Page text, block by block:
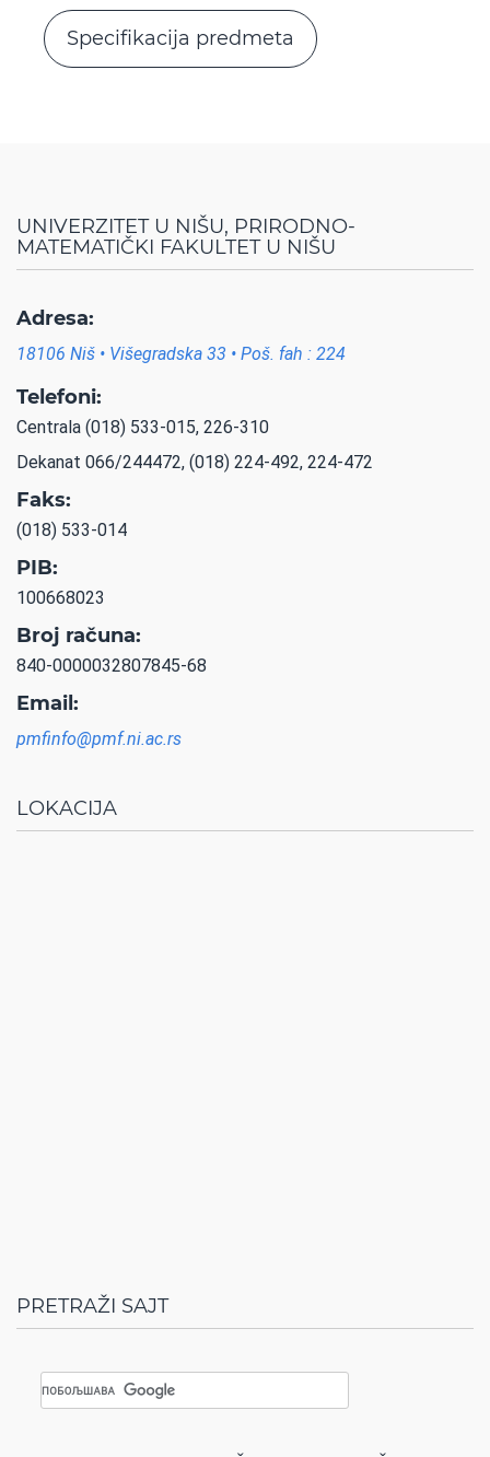
Specifikacija predmeta
UNIVERZITET U NIŠU, PRIRODNO-
MATEMATIČKI FAKULTET U NIŠU
Adresa:
18106 Niš • Višegradska 33 • Poš. fah : 224
Telefoni:
Centrala (018) 533-015, 226-310
Dekanat 066/244472, (018) 224-492, 224-472
Faks:
(018) 533-014
PIB:
100668023
Broj računa:
840-0000032807845-68
Email:
pmfinfo@pmf.ni.ac.rs
LOKACIJA
PRETRAŽI SAJT